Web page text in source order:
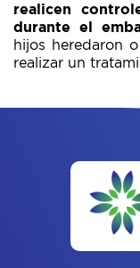
realicen
durante el
hijos heredaron
realizar un